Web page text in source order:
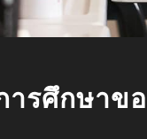
รศึกษาขอ